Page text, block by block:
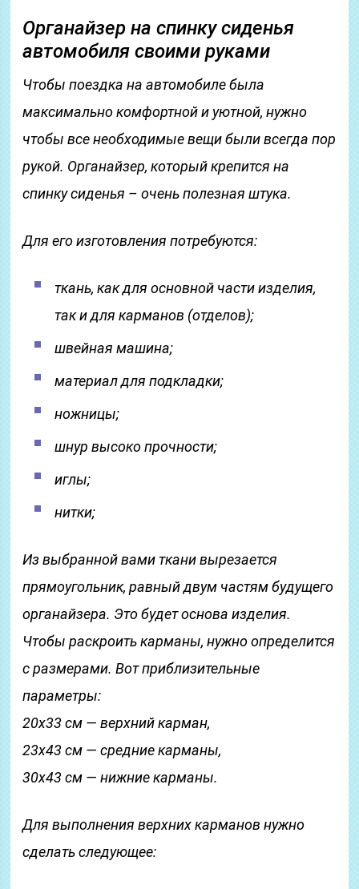
Органайзер на спинку сиденья
автомобиля своими руками
Чтобы поездка на автомобиле была
максимально комфортной и уютной, нужно
чтобы все необходимые вещи были всегда пор
рукой. Органайзер, который крепится на
спинку сиденья – очень полезная штука.
Для его изготовления потребуются:
ткань, как для основной части изделия,
так и для карманов (отделов);
швейная машина;
материал для подкладки;
ножницы;
шнур высоко прочности;
иглы;
нитки;
Из выбранной вами ткани вырезается
прямоугольник, равный двум частям будущего
органайзера. Это будет основа изделия.
Чтобы раскроить карманы, нужно определится
с размерами. Вот приблизительные
параметры:
20х33 см — верхний карман,
23х43 см — средние карманы,
30х43 см — нижние карманы.
Для выполнения верхних карманов нужно
сделать следующее: